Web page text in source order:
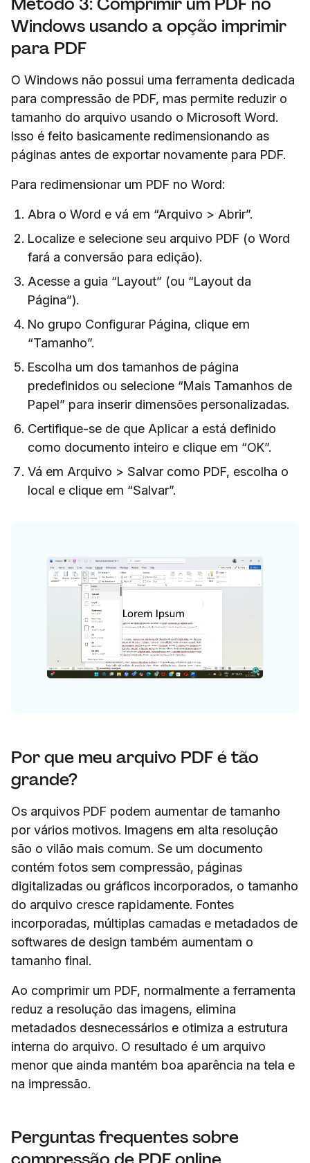
Windows usando a opção imprimir
para PDF
O Windows não possui uma ferramenta dedicada
para compressão de PDF, mas permite reduzir o
tamanho do arquivo usando o Microsoft Word.
Isso é feito basicamente redimensionando as
páginas antes de exportar novamente para PDF.
Para redimensionar um PDF no Word:
Abra o Word e vá em “Arquivo > Abrir”.
Localize e selecione seu arquivo PDF (o Word
fará a conversão para edição).
Acesse a guia “Layout” (ou “Layout da
Página”).
No grupo Configurar Página, clique em
“Tamanho”.
Escolha um dos tamanhos de página
predefinidos ou selecione “Mais Tamanhos de
Papel” para inserir dimensões personalizadas.
Certifique-se de que Aplicar a está definido
como documento inteiro e clique em “OK”.
Vá em Arquivo > Salvar como PDF, escolha o
local e clique em “Salvar”.
Por que meu arquivo PDF é tão
grande?
Os arquivos PDF podem aumentar de tamanho
por vários motivos. Imagens em alta resolução
são o vilão mais comum. Se um documento
contém fotos sem compressão, páginas
digitalizadas ou gráficos incorporados, o tamanho
do arquivo cresce rapidamente. Fontes
incorporadas, múltiplas camadas e metadados de
softwares de design também aumentam o
tamanho final.
Ao comprimir um PDF, normalmente a ferramenta
reduz a resolução das imagens, elimina
metadados desnecessários e otimiza a estrutura
interna do arquivo. O resultado é um arquivo
menor que ainda mantém boa aparência na tela e
na impressão.
Perguntas frequentes sobre